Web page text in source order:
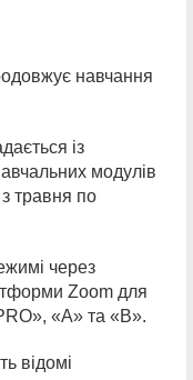
навчання
із
модулів
з травня по
через
Zoom для
«А» та «В».
відомі